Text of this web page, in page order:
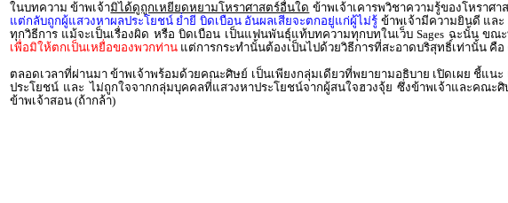
ในบทความ ข้าพเจ้ามิได้ดูถูกเหยียดหยามโหราศาสตร์อื่นใด ข้าพเจ้าเคารพวิชาความรู้ของโหราศ
แต่กลับถูกผู้แสวงหาผลประโยชน์ ย่ำยี บิดเบือน อันผลเสียจะตกอยู่แก่ผู้ไม่รู้ ข้าพเจ้ามีความยินดี และ
ทุกวิธีการ แม้จะเป็นเรื่องผิด หรือ บิดเบือน เป็นแฟนพันธุ์แท้บทความทุกบทในเว็บ Sages ฉะนั้น ขณ
เพื่อมิให้ตกเป็นเหยื่อของพวกท่าน แต่การกระทำนั้นต้องเป็นไปด้วยวิธีการที่สะอาดบริสุทธิ์เท่านั้น คื
ตลอดเวลาที่ผ่านมา ข้าพเจ้าพร้อมด้วยคณะศิษย์ เป็นเพียงกลุ่มเดียวที่พยายามอธิบาย เปิดเผย ชี้แ
ประโยชน์ และ ไม่ถูกใจจากกลุ่มบุคคลที่แสวงหาประโยชน์จากผู้สนใจฮวงจุ้ย ซึ่งข้าพเจ้าและคณะ
ข้าพเจ้าสอน (ถ้ากล้า)